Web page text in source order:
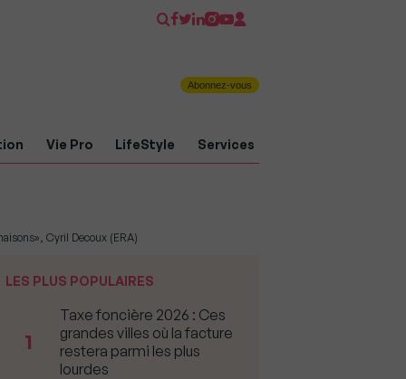
Abonnez-vous
Vie Pro LifeStyle Services
Cyril Decoux (ERA)
LES PLUS POPULAIRES
1
Taxe foncière 2026 : Ces
grandes villes où la facture
restera parmi les plus
lourdes